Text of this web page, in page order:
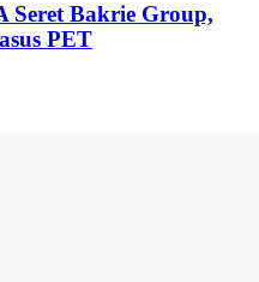
Seret Bakrie Group,
PET